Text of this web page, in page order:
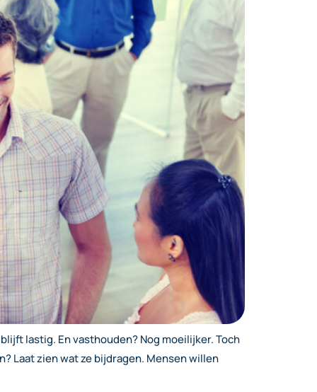
lastig. En vasthouden? Nog moeilijker. Toch
Laat zien wat ze bijdragen. Mensen willen